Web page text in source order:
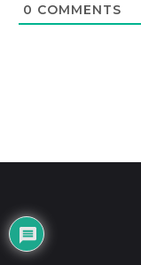
0 COMMENTS